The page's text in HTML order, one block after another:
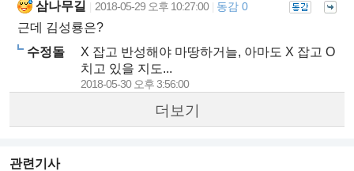
삼나무길 2018-05-29 오후 10:27:00 동감 0
근데 김성룡은?
수정돌
X 잡고 반성해야 마땅하거늘, 아마도 X 잡고 O
치고 있을 지도...
2018-05-30 오후 3:56:00
더보기
관련기사